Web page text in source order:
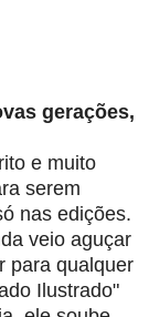
gerações,
e muito
serem
nas edições.
veio aguçar
para qualquer
Ilustrado"